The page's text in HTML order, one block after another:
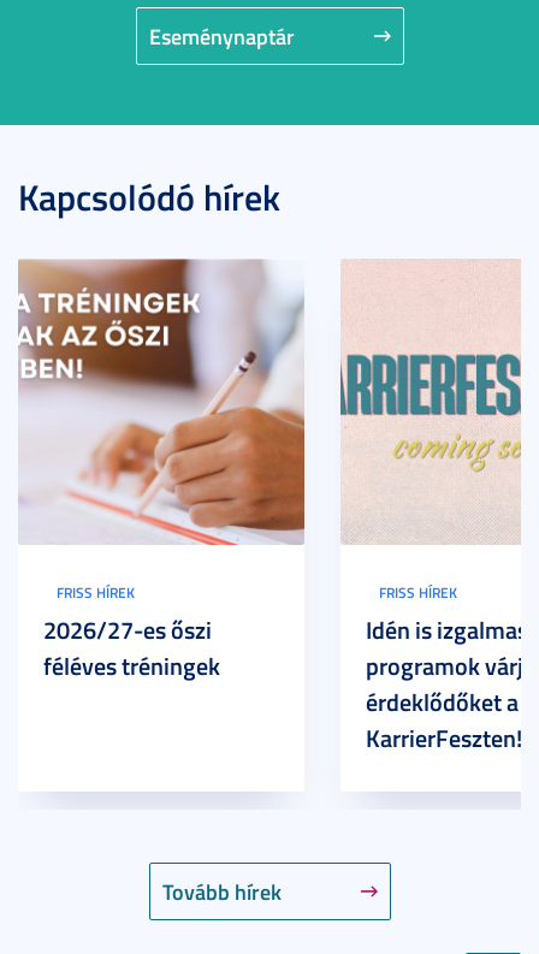
Eseménynaptár
Kapcsolódó hírek
Tovább hírek
FRISS HÍREK
2026/27-es őszi
féléves tréningek
FRISS HÍREK
Idén is izgalmas
programok
érdeklődőket a
KarrierFeszten!